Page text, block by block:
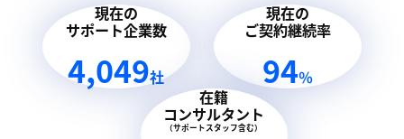
現在の
サポート企業数
4,049社
現在の
ご契約継続率
94％
在籍
コンサルタント
（サポートスタッフ含む）